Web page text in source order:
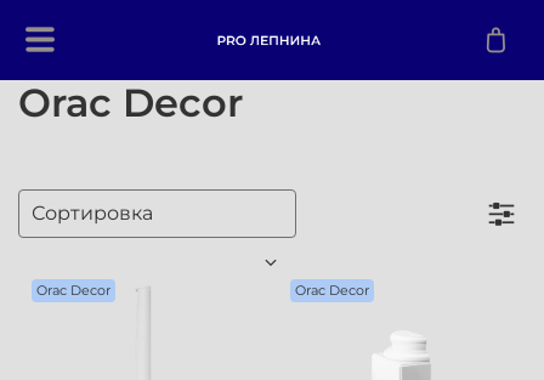
Orac Decor
Orac Decor Orac Decor